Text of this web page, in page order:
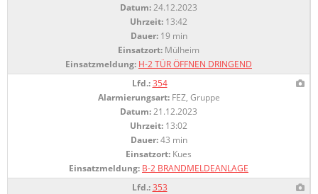
Datum:24.12.2023
Uhrzeit: 13:42
Dauer:19 min
Einsatzort: Mülheim
Einsatzmeldung: H-2 TÜR ÖFFNEN DRINGEND
Lfd.: 354
Alarmierungsart:FEZ, Gruppe
Datum:21.12.2023
Uhrzeit: 13:02
Dauer:43 min
Einsatzort: Kues
Einsatzmeldung: B-2 BRANDMELDEANLAGE
Lfd.: 353